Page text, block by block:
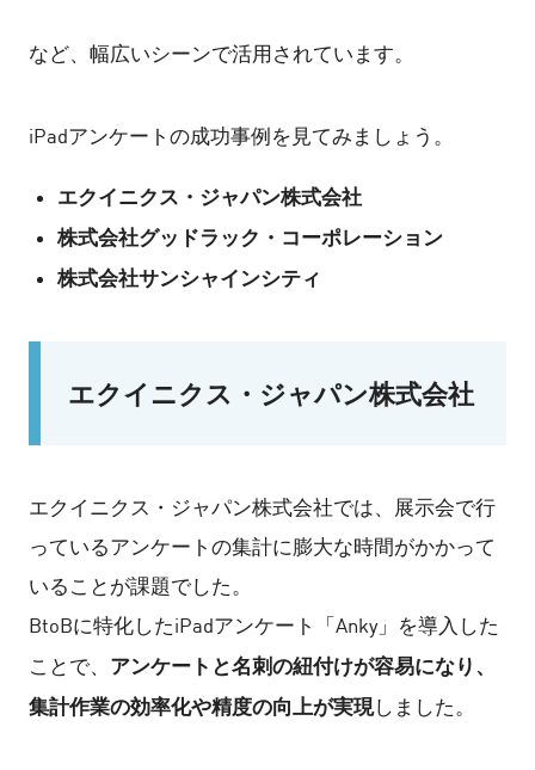
など、幅広いシーンで活用されています。
iPadアンケートの成功事例を見てみましょう。
エクイニクス・ジャパン株式会社
株式会社グッドラック・コーポレーション
株式会社サンシャインシティ
エクイニクス・ジャパン株式会社
エクイニクス・ジャパン株式会社では、展示会で行
っているアンケートの集計に膨大な時間がかかって
いることが課題でした。
BtoBに特化したiPadアンケート「Anky」を導入した
ことで、 アンケートと名刺の紐付けが容易になり、
集計作業の効率化や精度の向上が実現しました。